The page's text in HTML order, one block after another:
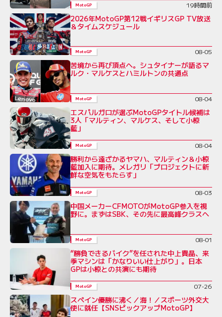
MotoGP 19時間前
2026年MotoGP第12戦イギリスGP TV放送
＆タイムスケジュール
MotoGP 08-05
苦境から再び頂点へ。シュタイナーが語るマ
ルク・マルケスとハミルトンの共通点
MotoGP 08-04
エスパルガロが選ぶMotoGPタイトル候補は
3人「マルティン、マルケス、そして小椋
藍」
MotoGP 08-04
勝利から遠ざかるヤマハ、マルティン＆小椋
藍加入に期待。メレガリ「プロジェクトに新
鮮な空気をもたらす」
MotoGP 08-03
中国メーカーCFMOTOがMotoGP参入を視
野に。まずはSBK、その先に最高峰クラスへ
MotoGP 08-01
“勝負できるバイク”を任された中上貴晶、来
季マシンは「かなりいい仕上がり」。日本
GPは小椋との共演にも期待
MotoGP 07-26
スペイン優勝に沸く／海！／スポーツ外交大
使に就任【SNSピックアップMotoGP】